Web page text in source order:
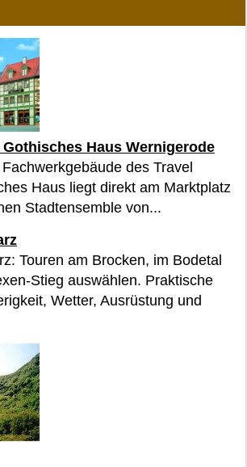
Gothisches Haus Wernigerode
des Travel
Haus liegt direkt am Marktplatz
Stadtensemble von...
Touren am Brocken, im Bodetal
Stieg auswählen. Praktische
Wetter, Ausrüstung und